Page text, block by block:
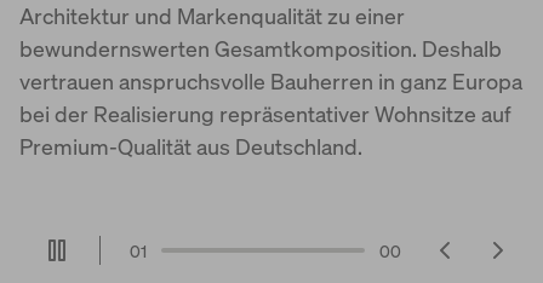
Architektur und Markenqualität zu einer
bewundernswerten Gesamtkomposition. Deshalb
vertrauen anspruchsvolle Bauherren in ganz Europa
bei der Realisierung repräsentativer Wohnsitze auf
Premium-Qualität aus Deutschland.
01 00